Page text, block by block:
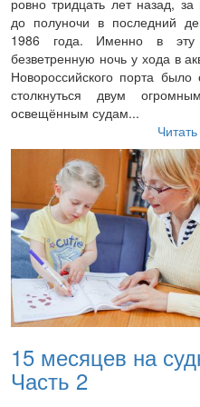
до полуночи в последний
1986 года. Именно в эту
безветренную ночь у хода в
Новороссийского порта было
столкнуться двум
освещённым судам...
15 месяцев на
Часть 2